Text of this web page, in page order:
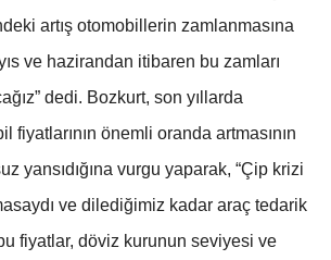
artış otomobillerin zamlanmasına
ve hazirandan itibaren bu zamları
dedi. Bozkurt, son yıllarda
fiyatlarının önemli oranda artmasının
yansıdığına vurgu yaparak, “Çip krizi
ve dilediğimiz kadar araç tedarik
fiyatlar, döviz kurunun seviyesi ve